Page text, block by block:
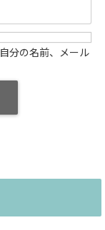
分の名前、メール